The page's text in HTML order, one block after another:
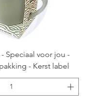
Speciaal voor jou -
- Kerst label